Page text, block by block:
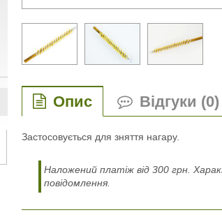
Опис Відгуки (0)
Застосовується для зняття нагару.
Наложений платіж від 300 грн.
повідомлення.